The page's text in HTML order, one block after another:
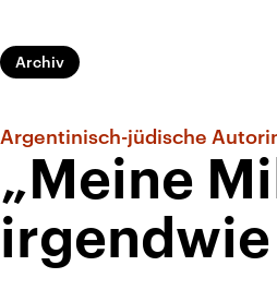
Archiv
Argentinisch-jüdische
„Meine